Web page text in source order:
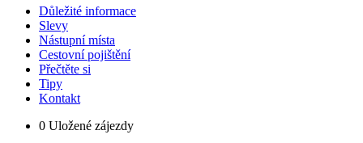
Důležité informace
Slevy
Nástupní místa
Cestovní pojištění
Přečtěte si
Tipy
Kontakt
0 Uložené zájezdy